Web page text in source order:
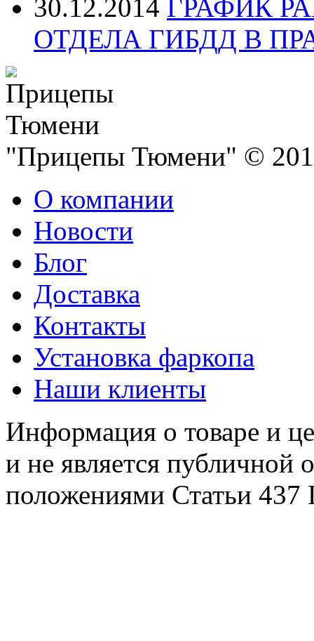
30.12.2014 ГРАФИК
ОТДЕЛА ГИБДД В
"Прицепы Тюмени" ©
О компании
Новости
Блог
Доставка
Контакты
Установка фаркопа
Наши клиенты
Информация о товаре и
и не является публичной
положениями Статьи 437